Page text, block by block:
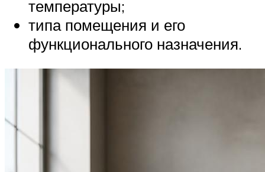
температуры;
типа помещения и его
функционального назначения.